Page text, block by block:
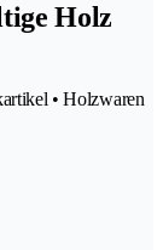
Holz
• Holzwaren